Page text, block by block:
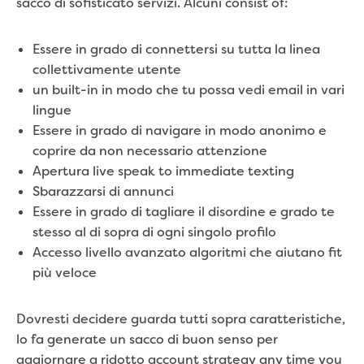
Essere in grado di connettersi su tutta la linea
collettivamente utente
un built-in in modo che tu possa vedi email in vari
lingue
Essere in grado di navigare in modo anonimo e
coprire da non necessario attenzione
Apertura live speak to immediate texting
Sbarazzarsi di annunci
Essere in grado di tagliare il disordine e grado te
stesso al di sopra di ogni singolo profilo
Accesso livello avanzato algoritmi che aiutano fit
più veloce
Dovresti decidere guarda tutti sopra caratteristiche,
lo fa generate un sacco di buon senso per
aggiornare a ridotto account strategy any time you